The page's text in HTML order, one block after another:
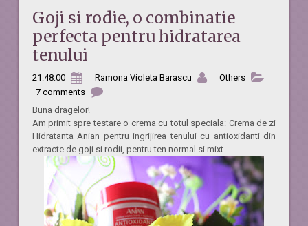
Goji si rodie, o combinatie
perfecta pentru hidratarea
tenului
21:48:00 Ramona Violeta Barascu
Others
7 comments
Buna dragelor!
Am primit spre testare o crema cu totul speciala: Crema de zi
Hidratanta Anian pentru ingrijirea tenului cu antioxidanti din
extracte de goji si rodii, pentru ten normal si mixt.